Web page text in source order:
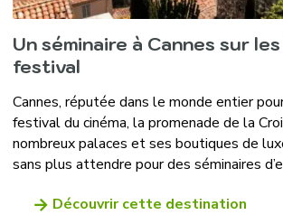
Un séminaire à Cannes sur
festival
Cannes, réputée dans le monde entier
festival du cinéma, la promenade de la
nombreux palaces et ses boutiques de
sans plus attendre pour des séminaires
Découvrir cette destination